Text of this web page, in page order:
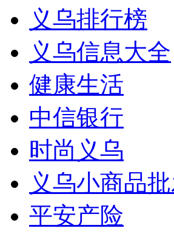
义乌排行榜
义乌信息大全
健康生活
中信银行
时尚义乌
义乌小商品
平安产险